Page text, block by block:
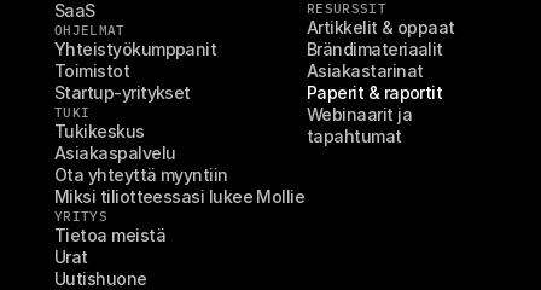
SaaS
OHJELMAT
Yhteistyökumppanit
Toimistot
Startup-yritykset
TUKI
Tukikeskus
Asiakaspalvelu
Ota yhteyttä myyntiin
Miksi tiliotteessasi lukee Mollie
YRITYS
Tietoa meistä
Urat
Uutishuone
RESURSSIT
Artikkelit & oppaat
Brändimateriaalit
Asiakastarinat
Paperit & raportit
Webinaarit ja
tapahtumat